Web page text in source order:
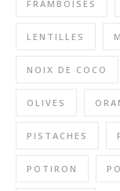
FRAMBOISES
LENTILLES
NOIX DE COCO
OLIVES
PISTACHES
POTIRON